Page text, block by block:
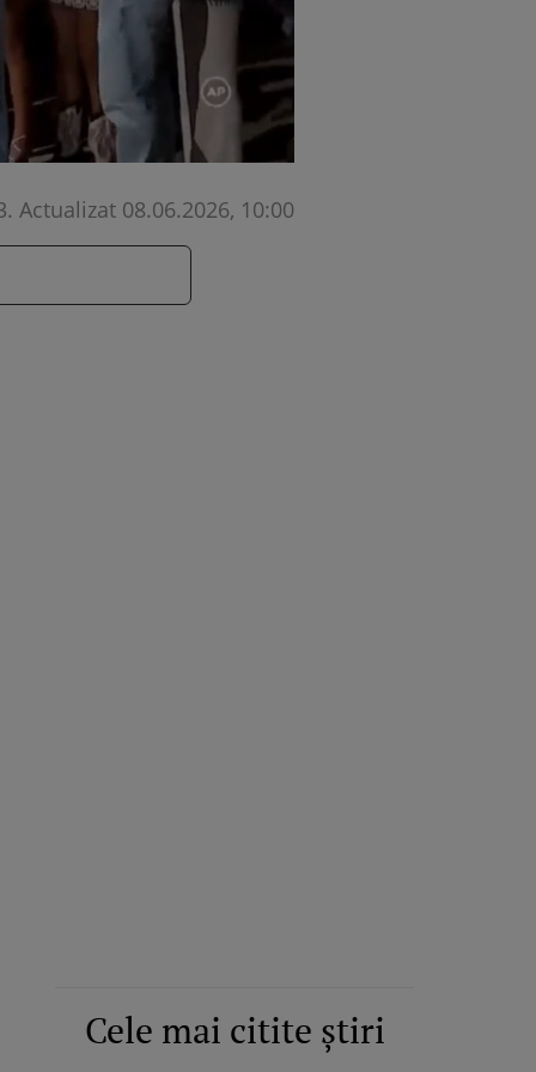
. Actualizat 08.06.2026, 10:00
Cele mai citite știri